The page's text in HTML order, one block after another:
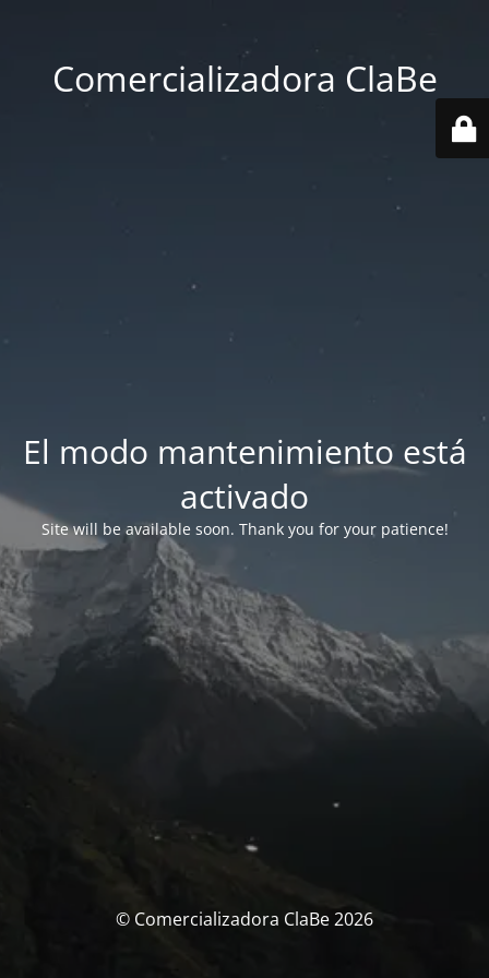
Comercializadora ClaBe
El modo mantenimiento está
activado
Site will be available soon. Thank you for your patience!
© Comercializadora ClaBe 2026